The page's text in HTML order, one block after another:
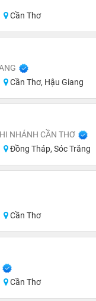
Cần Thơ
Cần Thơ, Hậu Giang
NHÁNH CẦN THƠ
Đồng Tháp, Sóc Trăng
Cần Thơ
Cần Thơ